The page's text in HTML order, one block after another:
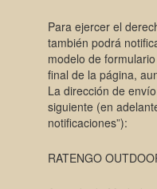
Para ejercer el
también podrá
modelo de
final de la página,
La dirección de
siguiente (en
notificaciones”):
RATENGO